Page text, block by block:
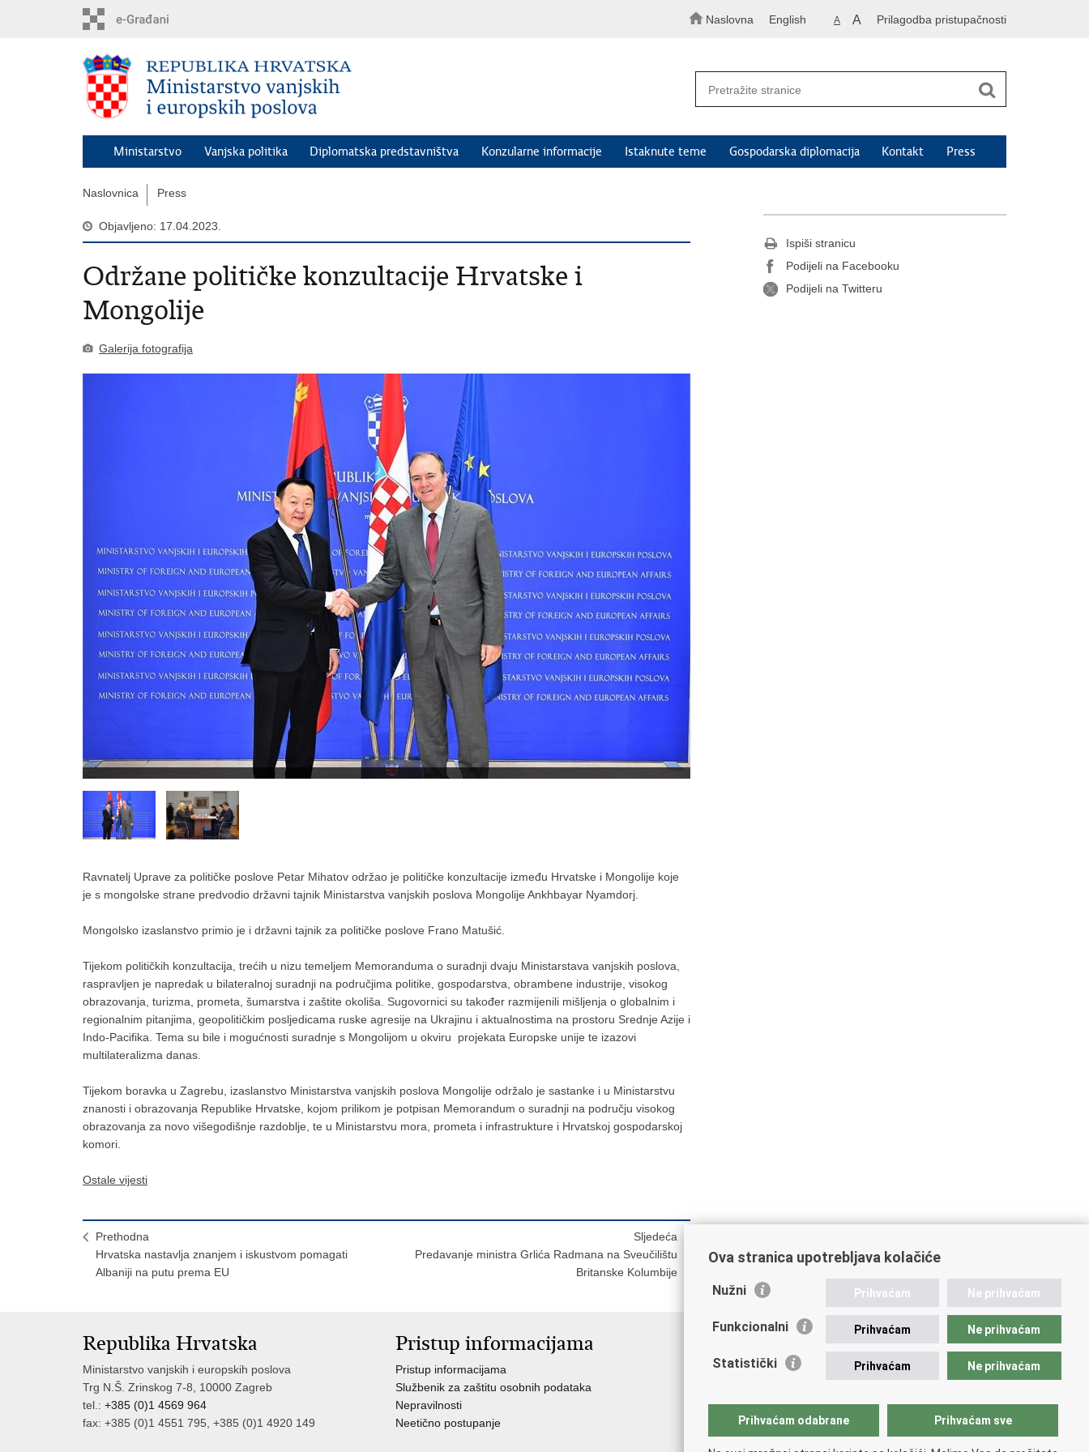
Naslovna English A A Prilagodba pristupačnosti
Ministarstvo Vanjska politika Diplomatska predstavništva Konzularne informacije Istaknute teme Gospodarska diplomacija Kontakt Press
Naslovnica Press
Objavljeno: 17.04.2023.
Održane političke konzultacije Hrvatske i
Mongolije
Galerija fotografija
Ravnatelj Uprave za političke poslove Petar Mihatov održao je političke konzultacije između Hrvatske i Mongolije koje
je s mongolske strane predvodio državni tajnik Ministarstva vanjskih poslova Mongolije Ankhbayar Nyamdorj.
Mongolsko izaslanstvo primio je i državni tajnik za političke poslove Frano Matušić.
Tijekom političkih konzultacija, trećih u nizu temeljem Memoranduma o suradnji dvaju Ministarstava vanjskih poslova,
raspravljen je napredak u bilateralnoj suradnji na područjima politike, gospodarstva, obrambene industrije, visokog
obrazovanja, turizma, prometa, šumarstva i zaštite okoliša. Sugovornici su također razmijenili mišljenja o globalnim i
regionalnim pitanjima, geopolitičkim posljedicama ruske agresije na Ukrajinu i aktualnostima na prostoru Srednje Azije i
Indo-Pacifika. Tema su bile i mogućnosti suradnje s Mongolijom u okviru projekata Europske unije te izazovi
multilateralizma danas.
Tijekom boravka u Zagrebu, izaslanstvo Ministarstva vanjskih poslova Mongolije održalo je sastanke i u Ministarstvu
znanosti i obrazovanja Republike Hrvatske, kojom prilikom je potpisan Memorandum o suradnji na području visokog
obrazovanja za novo višegodišnje razdoblje, te u Ministarstvu mora, prometa i infrastrukture i Hrvatskoj gospodarskoj
komori.
Ostale vijesti
Prethodna
Hrvatska nastavlja znanjem i iskustvom pomagati
Albaniji na putu prema EU
Sljedeća
Predavanje ministra Grlića Radmana na Sveučilištu
Britanske Kolumbije
Ispiši stranicu
Podijeli na Facebooku
Podijeli na Twitteru
Republika Hrvatska
Ministarstvo vanjskih i europskih poslova
Trg N.Š. Zrinskog 7-8, 10000 Zagreb
tel.: +385 (0)1 4569 964
fax: +385 (0)1 4551 795, +385 (0)1 4920 149
Pristup informacijama
Pristup informacijama
Službenik za zaštitu osobnih podataka
Nepravilnosti
Neetično postupanje
Javna nabava u MVEP-u
Nadzor rada i unutarnja revizija službe vanjskih poslova
Pučki pravobranitelj
Ova stranica upotrebljava kolačiće
Nužni Prihvaćam Ne prihvaćam
Funkcionalni Prihvaćam Ne prihvaćam
Statistički Prihvaćam Ne prihvaćam
Prihvaćam odabrane Prihvaćam sve